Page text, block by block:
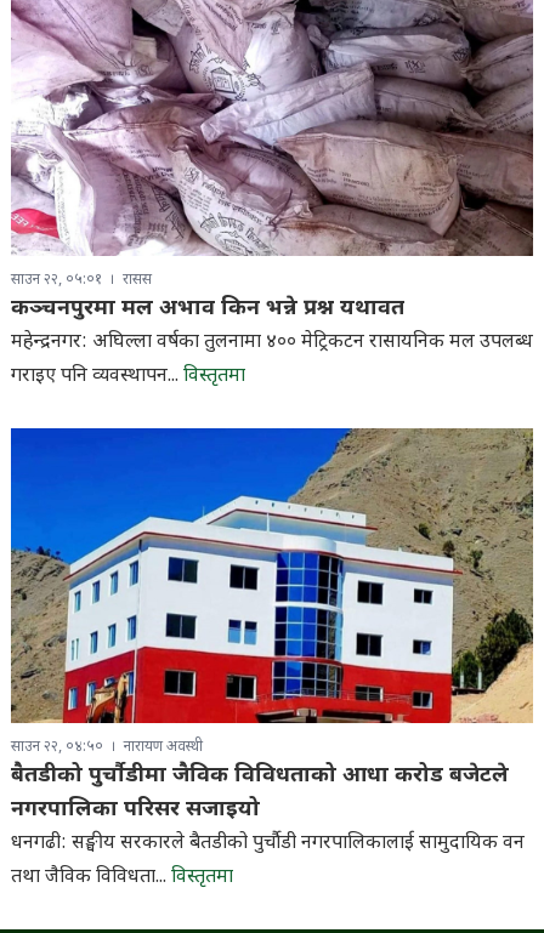
साउन २२, ०५:०१ रासस
कञ्चनपुरमा मल अभाव किन भन्ने प्रश्न यथावत
महेन्द्रनगर: अघिल्ला वर्षका तुलनामा ४०० मेट्रिकटन रासायनिक मल उपलब्ध
गराइए पनि व्यवस्थापन... विस्तृतमा
साउन २२, ०४:५० नारायण अवस्थी
बैतडीको पुर्चौडीमा जैविक विविधताको आधा करोड बजेटले
नगरपालिका परिसर सजाइयो
धनगढी: सङ्घीय सरकारले बैतडीको पुर्चौडी नगरपालिकालाई सामुदायिक वन
तथा जैविक विविधता... विस्तृतमा